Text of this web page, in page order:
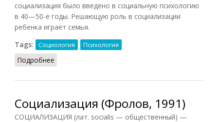
социализация было введено в социальную психологию
в 40—50-е годы. Решающую роль в социализации
ребенка играет семья.
Tags:
Социология Психология
Подробнее
Социализация (Фролов, 1991)
СОЦИАЛИЗАЦИЯ (лат. socialis — общественный) —